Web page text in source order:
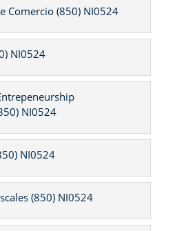
Comercio (850) NI0524
NI0524
NI0524
NI0524
(850) NI0524